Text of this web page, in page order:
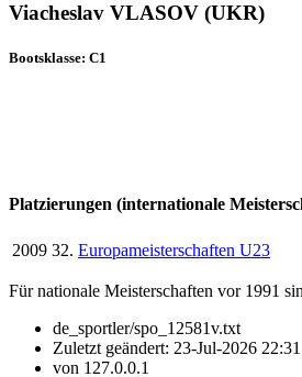
Viacheslav VLASOV (UKR)
Bootsklasse: C1
Platzierungen (internationale
2009 32. Europameisterschaften U23
Für nationale Meisterschaften vor 1991
de_sportler/spo_12581v.txt
Zuletzt geändert: 23-Jul-2026 22:31
von 127.0.0.1